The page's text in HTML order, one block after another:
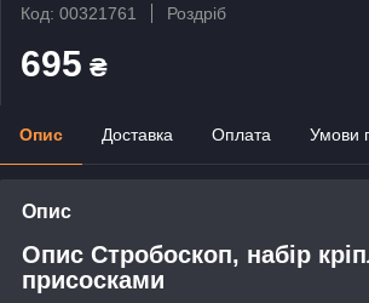
Код: 00321761
Роздріб
695 ₴
Опис Доставка Оплата Умови
Опис
Опис Стробоскоп, набір
присосками